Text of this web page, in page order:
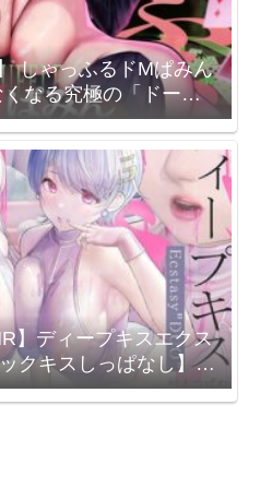
しゃっふるドMぱみん
なる究極の「ドーパ
声 ♯ 射精ガチャ / シロ
】ディープキスエクス
クキスしっぱなし】
で 柚木つばめ